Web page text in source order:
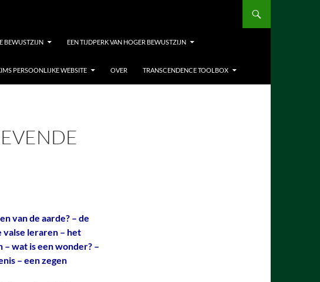
BEWUSTZIJN EEN TIJDPERK VAN HOGER BEWUSTZIJN
PERSOONLIJKE WEBSITE OVER TRANSCENDENCE TOOLBOX
van de aarde? – de
leraren – het
– wat is een wonder? –
– een zegen